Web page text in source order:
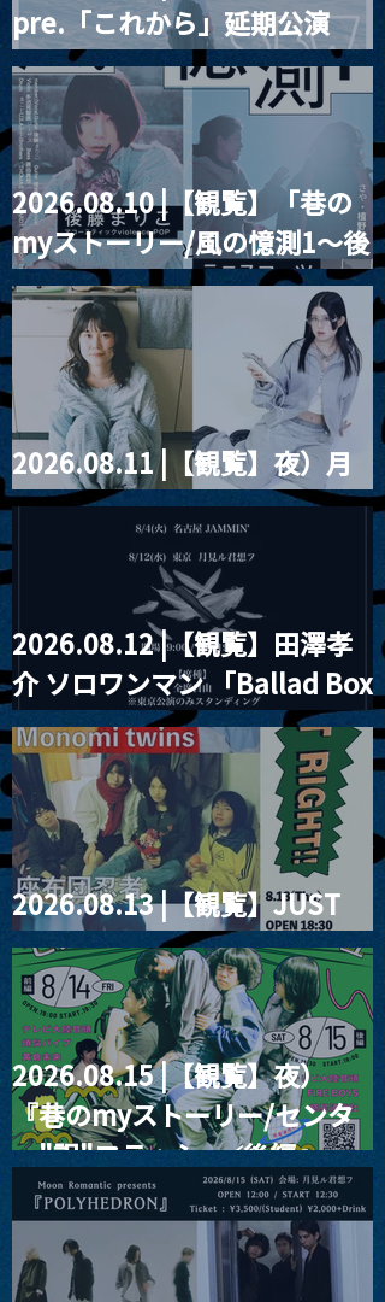
pre.「これから」延期公演
Blurred City Lights × 17歳
とベルリンの壁
2026.08.10 |【観覧】「巷の
myストーリー/風の憶測1～後
藤まりこアコースティック
violence POPとテニスコー
ツ」
2026.08.11 |【観覧】夜）月
見ル君想フpre. Sugar Shock
2026.08.12 |【観覧】田澤孝
介 ソロワンマン 「Ballad Box
2026」
2026.08.13 |【観覧】JUST
RIGHT!! vol.26
2026.08.15 |【観覧】夜）
『巷のmyストーリー/センタ
ー"訳"フラッシュ⚡️後編』